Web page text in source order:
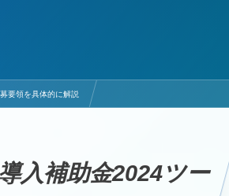
要領を具体的に解説
入補助金2024ツー